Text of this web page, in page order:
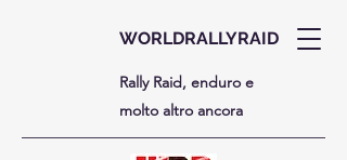
WORLDRALLYRAID
Rally Raid, enduro e
molto altro ancora